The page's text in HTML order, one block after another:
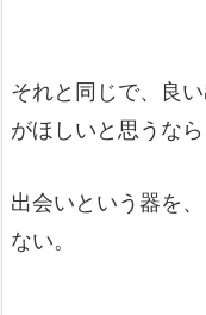
それと同じで、良
がほしいと思うなら
出会いという器を
ない。